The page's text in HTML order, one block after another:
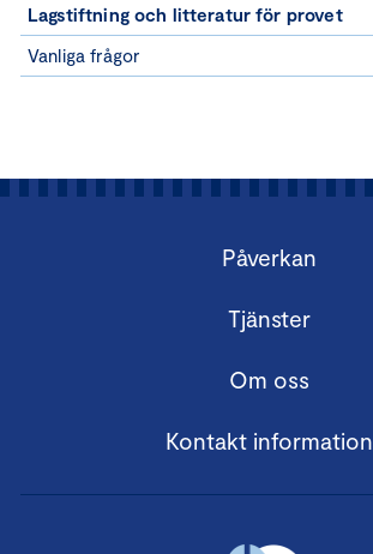
Lagstiftning och litteratur för provet
Vanliga frågor
Påverkan
Tjänster
Om oss
Kontakt information